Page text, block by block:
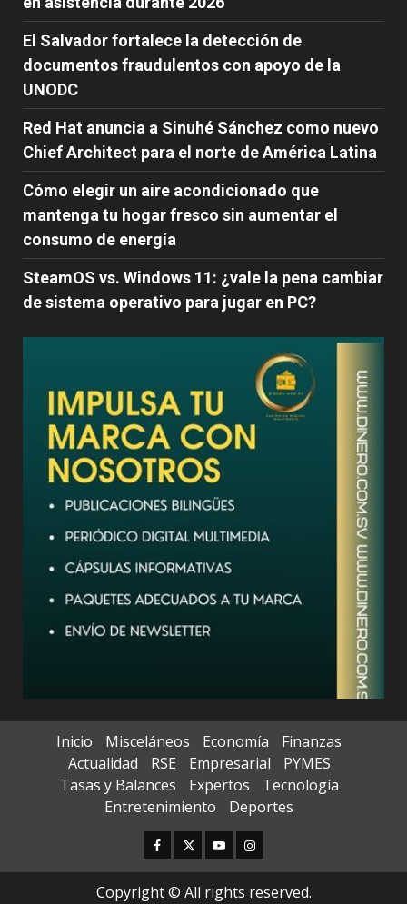
El Salvador fortalece la detección de
documentos fraudulentos con apoyo de la
UNODC
Red Hat anuncia a Sinuhé Sánchez como nuevo
Chief Architect para el norte de América Latina
Cómo elegir un aire acondicionado que
mantenga tu hogar fresco sin aumentar el
consumo de energía
SteamOS vs. Windows 11: ¿vale la pena cambiar
de sistema operativo para jugar en PC?
Inicio Misceláneos Economía
Finanzas
Actualidad
RSE Empresarial
PYMES
Tasas y Balances
Expertos
Tecnología
Entretenimiento
Deportes
Facebook
TwitterYoutubeInstagram
Copyright © All rights reserved.